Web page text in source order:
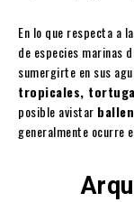
En lo que respecta a
de especies marinas
sumergirte en sus
tropicales,
posible avistar
generalmente ocurre